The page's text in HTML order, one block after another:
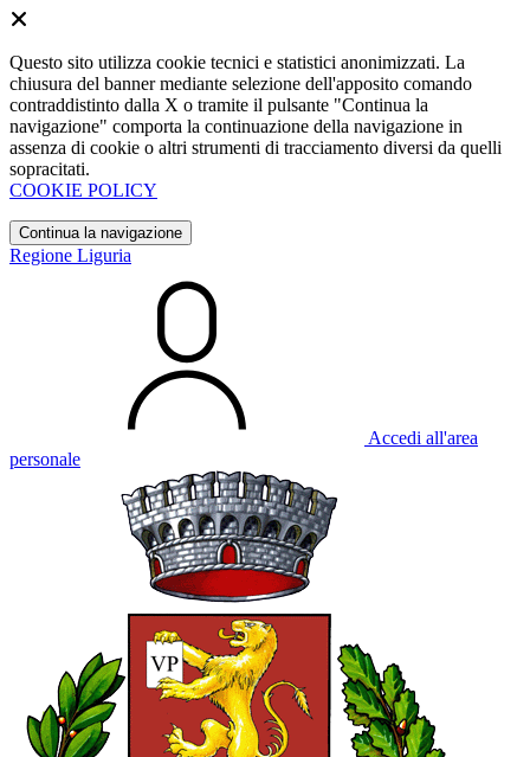
Questo sito utilizza cookie tecnici e statistici anonimizzati. La
chiusura del banner mediante selezione dell'apposito comando
contraddistinto dalla X o tramite il pulsante "Continua la
navigazione" comporta la continuazione della navigazione in
assenza di cookie o altri strumenti di tracciamento diversi da quelli
sopracitati.
COOKIE POLICY
Continua la navigazione
Regione Liguria
Accedi all'area
personale